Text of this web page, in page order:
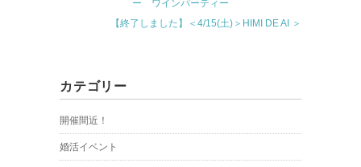
ー ワインパーティー
【終了しました】＜4/15(土)＞HIMI DE AI ＞
カテゴリー
開催間近！
婚活イベント